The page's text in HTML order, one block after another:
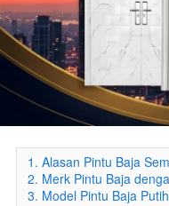
1. Alasan Pintu Baja
2. Merk Pintu Baja
3. Model Pintu Baja